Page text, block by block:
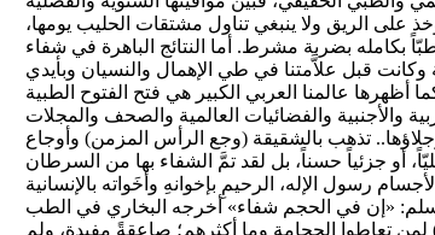
على الريق ولا ينبغي تناول مشتقات الحليب يومها،
بكامله بضربة مشرط. أما النتائج الباهرة في شفاء
وكانت قبل علاَّمتنا في طي الإهمال والنسيان وبأيدي
أظهرها عالمنا العربي الكبير هي فتح الفتوح الطبية
والأجنبية والفضائيات العالمية والصحف والمجلات
وجلاؤها.. تذهب بالشقيقة (وجع الرأس المزمن) وأوجاع
أو جزئياً حسناً، بل لقد تمَّ الشفاء بها من السرطان
رسول الإله، الرحيمِ بإخوانهِ وأخَواته بالإنسانية
«إن في الحجم شفاء» أخرجه البخاري في الطب
لمن تعاطوا الحجامة وما أكثرهم؛ صاعقةً مفيدة، ولم